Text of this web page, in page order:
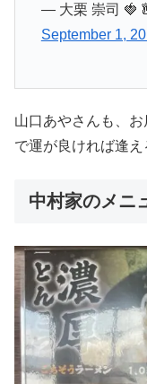
— 大栗 崇司
September 1,
山口あやさんも、
で運が良ければ逢え
中村家のメニ